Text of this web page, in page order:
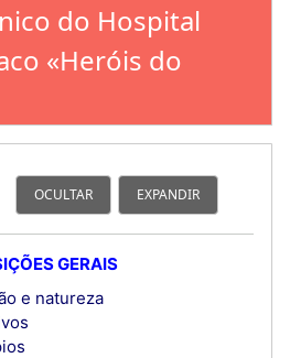
do Hospital
«Heróis do
OCULTAR EXPANDIR
GERAIS
e natureza